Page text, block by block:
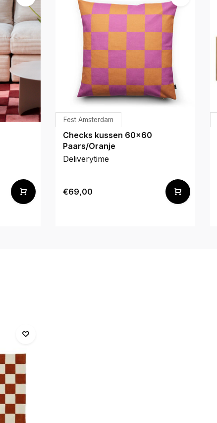
Fest Amsterdam
Checks kussen 60x60
Paars/Oranje
Deliverytime
€69,00